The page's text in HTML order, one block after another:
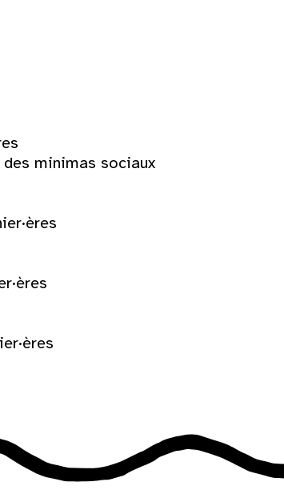
minimas sociaux